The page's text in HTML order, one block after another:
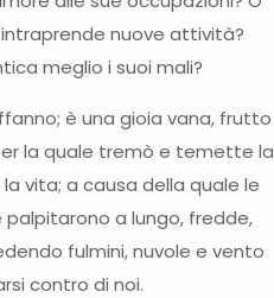
nuove attività?
meglio i suoi mali?
è una gioia vana, frutto
la quale tremò e temette la
vita; a causa della quale le
a lungo, fredde,
fulmini, nuvole e vento
contro di noi.